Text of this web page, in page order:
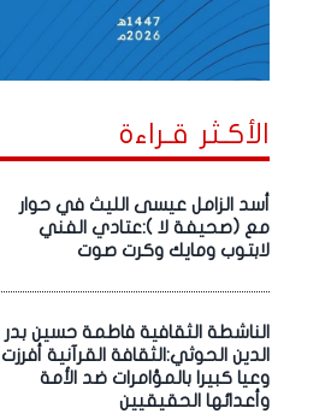
الأكـثر قـراءة
أسد الزامل عيسى الليث في حوار
مع (صحيفة لا ):عتادي الفني
لابتوب ومايك وكرت صوت
الناشطة الثقافية فاطمة حسين بدر
الدين الحوثي:الثقافة القرآنية أفرزت
وعيا كبيرا بالمؤامرات ضد الأمة
وأعدائها الحقيقيين